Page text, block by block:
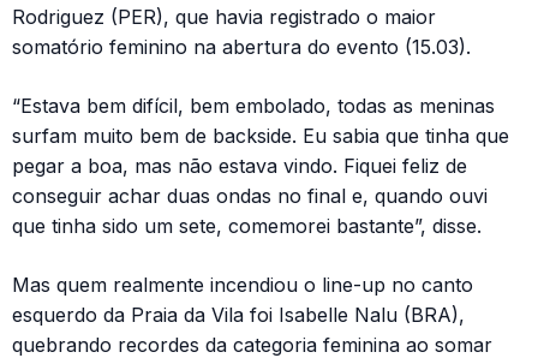
Rodriguez (PER), que havia registrado o maior
somatório feminino na abertura do evento (15.03).
“Estava bem difícil, bem embolado, todas as meninas
surfam muito bem de backside. Eu sabia que tinha que
pegar a boa, mas não estava vindo. Fiquei feliz de
conseguir achar duas ondas no final e, quando ouvi
que tinha sido um sete, comemorei bastante”, disse.
Mas quem realmente incendiou o line-up no canto
esquerdo da Praia da Vila foi Isabelle Nalu (BRA),
quebrando recordes da categoria feminina ao somar